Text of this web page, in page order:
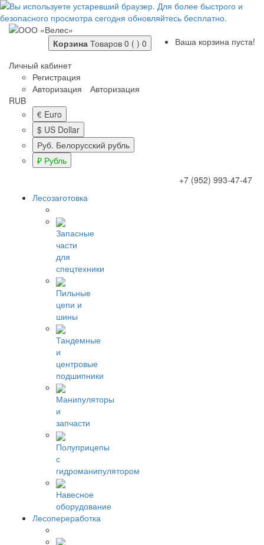
Корзина Товаров 0 ( ) 0
Ваша корзина пуста!
Личный кабинет
Регистрация
Авторизация
Авторизация
RUB
€ Euro
$ US Dollar
Руб. Белорусский рубль
₽ Рубль
+7 (952) 993-47-47
Лесозаготовка
Запасные
части
для
спецтехники
Пильные
цепи и
шины
Тандемные
и
центровые
подшипники
Манипуляторы
и
запчасти
Полуприцепы
с
гидроманипулятором
Навесное
оборудование
Лесопереработка